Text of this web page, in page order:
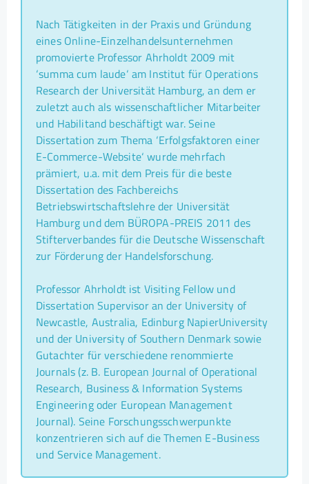
Nach Tätigkeiten in der Praxis und Gründung
eines Online-Einzelhandelsunternehmen
promovierte Professor Ahrholdt 2009 mit
‘summa cum laude‘ am Institut für Operations
Research der Universität Hamburg, an dem er
zuletzt auch als wissenschaftlicher Mitarbeiter
und Habilitand beschäftigt war. Seine
Dissertation zum Thema ‘Erfolgsfaktoren einer
E-Commerce-Website‘ wurde mehrfach
prämiert, u.a. mit dem Preis für die beste
Dissertation des Fachbereichs
Betriebswirtschaftslehre der Universität
Hamburg und dem BÜROPA-PREIS 2011 des
Stifterverbandes für die Deutsche Wissenschaft
zur Förderung der Handelsforschung.
Professor Ahrholdt ist Visiting Fellow und
Dissertation Supervisor an der University of
Newcastle, Australia, Edinburg NapierUniversity
und der University of Southern Denmark sowie
Gutachter für verschiedene renommierte
Journals (z. B. European Journal of Operational
Research, Business & Information Systems
Engineering oder European Management
Journal). Seine Forschungsschwerpunkte
konzentrieren sich auf die Themen E-Business
und Service Management.